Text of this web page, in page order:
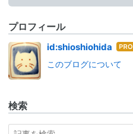
プロフィール
id:shioshiohida はて
ログ
このブログについて
検索